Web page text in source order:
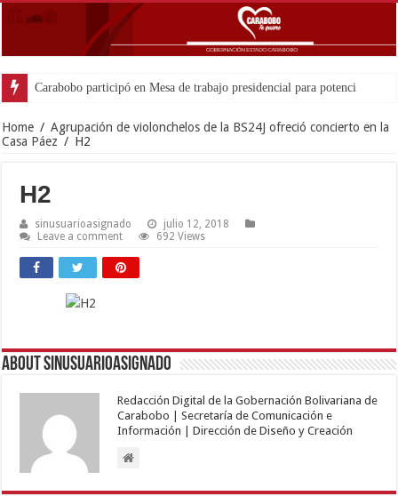
Home / Agrupación de violonchelos de la BS24J ofreció concierto en la
Casa Páez / H2
H2
sinusuarioasignado
julio 12, 2018
Leave a comment
692 Views
About sinusuarioasignado
Redacción Digital de la Gobernación Bolivariana de
Carabobo | Secretaría de Comunicación e
Información | Dirección de Diseño y Creación